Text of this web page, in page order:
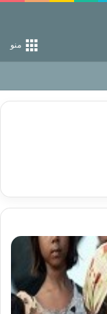
منو
خداست‌!